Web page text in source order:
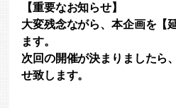
【重要なお知らせ】
大変残念ながら、本企画を【
ます。
次回の開催が決まりましたら
せ致します。